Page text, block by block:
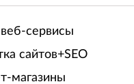
сервисы
сайтов+SEO
магазины